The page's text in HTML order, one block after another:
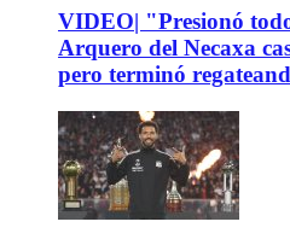
VIDEO| "Presionó
Arquero del Necaxa
pero terminó